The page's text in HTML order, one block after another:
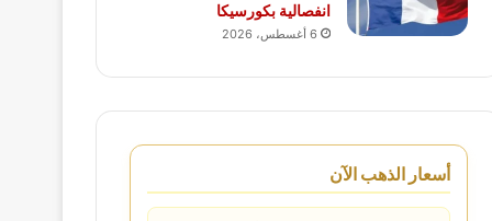
انفصالية بكورسيكا
6 أغسطس، 2026
أسعار الذهب الآن